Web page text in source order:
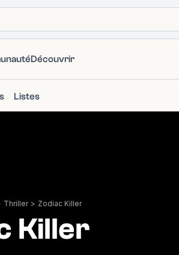
Découvrir
Listes
Thriller > Zodiac Killer
Killer